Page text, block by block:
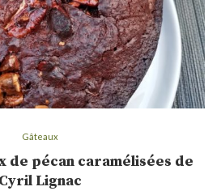
Gâteaux
de pécan caramélisées de
Cyril Lignac